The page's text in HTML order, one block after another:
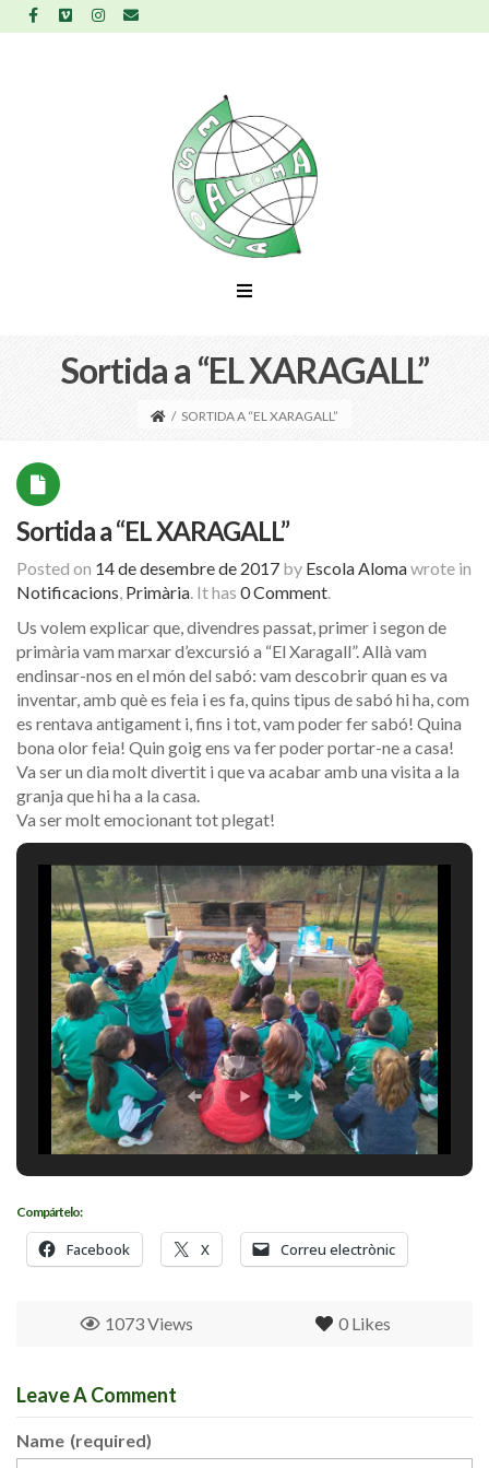
Sortida a “EL XARAGALL”
/ SORTIDA A “EL XARAGALL”
Sortida a “EL XARAGALL”
Posted on 14 de desembre de 2017 by Escola Alomawrote in
Notificacions, Primària. It has 0 Comment.
Us volem explicar que, divendres passat, primer i segon de
primària vam marxar d’excursió a “El Xaragall”. Allà vam
endinsar-nos en el món del sabó: vam descobrir quan es va
inventar, amb què es feia i es fa, quins tipus de sabó hi ha, com
es rentava antigament i, fins i tot, vam poder fer sabó! Quina
bona olor feia! Quin goig ens va fer poder portar-ne a casa!
Va ser un dia molt divertit i que va acabar amb una visita a la
granja que hi ha a la casa.
Va ser molt emocionant tot plegat!
Compártelo:
Facebook X Correu electrònic
0 Likes
1073 Views
Leave A Comment
Name (required)